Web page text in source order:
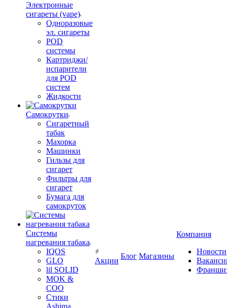
Электронные
сигареты (vape)
Одноразовые
эл. сигареты
POD
системы
Картриджи/
испарители
для POD
систем
Жидкости
Самокрутки
Сигаретный
табак
Махорка
Машинки
Гильзы для
сигарет
Фильтры для
сигарет
Бумага для
самокруток
Системы
нагревания табака
IQOS
GLO
lil SOLID
MOK &
COO
Стики
Ashima
Акции
Блог Магазины
Компания
Новости